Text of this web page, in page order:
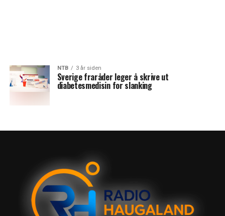
NTB 3 år siden
Sverige fraråder leger å skrive ut
diabetesmedisin for slanking